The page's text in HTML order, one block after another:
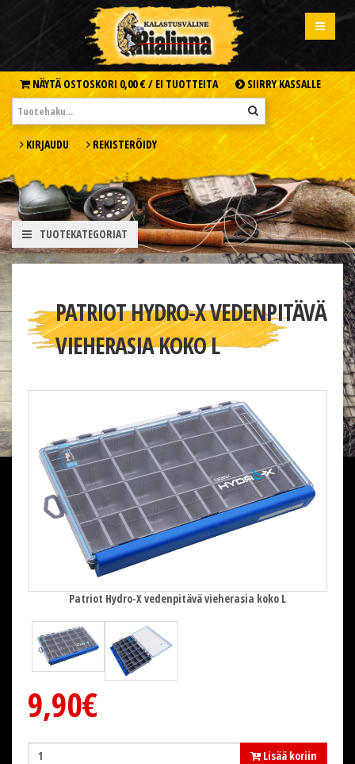
NÄYTÄ OSTOSKORI 0,00 € / EI TUOTTEITA SIIRRY KASSALLE
KIRJAUDU REKISTERÖIDY
TUOTEKATEGORIAT
PATRIOT HYDRO-X VEDENPITÄVÄ
VIEHERASIA KOKO L
Patriot Hydro-X vedenpitävä vieherasia koko L
9,90€
Lisää koriin